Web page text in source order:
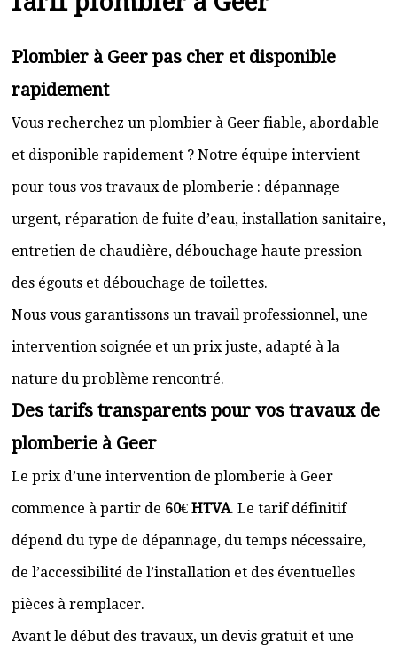
Plombier à Geer pas cher et disponible
rapidement
Vous recherchez un plombier à Geer fiable, abordable
et disponible rapidement ? Notre équipe intervient
pour tous vos travaux de plomberie : dépannage
urgent, réparation de fuite d’eau, installation sanitaire,
entretien de chaudière, débouchage haute pression
des égouts et débouchage de toilettes.
Nous vous garantissons un travail professionnel, une
intervention soignée et un prix juste, adapté à la
nature du problème rencontré.
Des tarifs transparents pour vos travaux de
plomberie à Geer
Le prix d’une intervention de plomberie à Geer
commence à partir de 60€ HTVA. Le tarif définitif
dépend du type de dépannage, du temps nécessaire,
de l’accessibilité de l’installation et des éventuelles
pièces à remplacer.
Avant le début des travaux, un devis gratuit et une